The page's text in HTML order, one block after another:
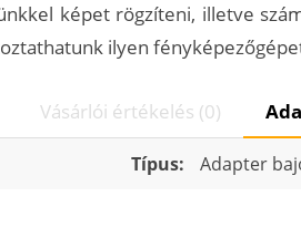
képet rögzíteni, illetve
ilyen
Vásárlói értékelés (0)
Típus: Adapter